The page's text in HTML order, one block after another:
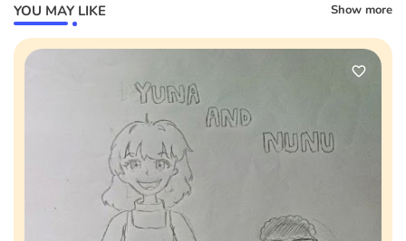
YOU MAY LIKE Show more